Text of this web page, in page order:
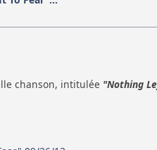
chanson, intitulée "Nothing